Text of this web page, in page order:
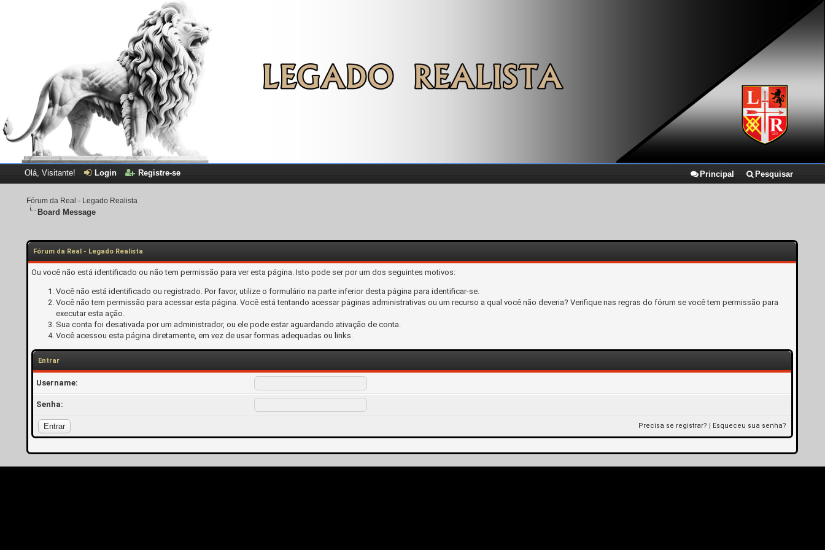
Principal Pesquisar
Olá, Visitante! Login Registre-se
Fórum da Real - Legado Realista
Board Message
Fórum da Real - Legado Realista
Ou você não está identificado ou não tem permissão para ver esta página. Isto pode ser por um dos seguintes motivos:
Você não está identificado ou registrado. Por favor, utilize o formulário na parte inferior desta página para identificar-se.
Você não tem permissão para acessar esta página. Você está tentando acessar páginas administrativas ou um recurso a qual você não deveria? Verifique nas regras do fórum se você tem permissão para
executar esta ação.
Sua conta foi desativada por um administrador, ou ele pode estar aguardando ativação de conta.
Você acessou esta página diretamente, em vez de usar formas adequadas ou links.
Entrar
Username:
Senha:
Precisa se registrar? | Esqueceu sua senha?